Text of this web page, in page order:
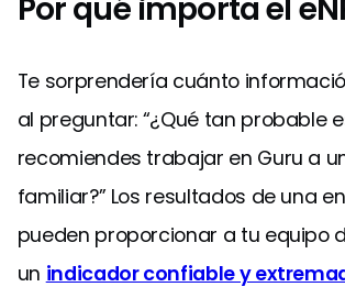
Por qué importa el
Te sorprendería cuánto
al preguntar: “¿Qué tan probable
recomiendes trabajar en Guru a
familiar?” Los resultados de una
pueden proporcionar a tu equipo
un indicador confiable y